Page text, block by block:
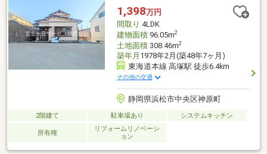
室に収納が完備されておりますので、お荷物をスッキリ収納で
き、お部屋を広くお使いいただけます。ご見学予約、ご相談等、
お気軽にお尋ね下さい。
1,398万円
間取り 4LDK
建物面積96.05m2
土地面積308.46m2
築年月 1978年2月(築48年7ヶ月)
東海道本線 高塚駅 徒歩6.4km
その他の交通
静岡県浜松市中央区神原町
2階建て 駐車場あり システムキッチン
所有権
リフォームリノベーシ
ョン